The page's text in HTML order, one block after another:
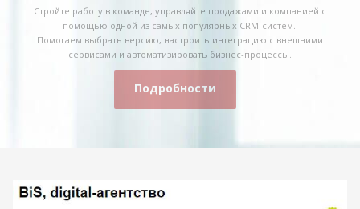
Стройте работу в команде, управляйте продажами и компанией с
помощью одной из самых популярных CRM-систем.
Помогаем выбрать версию, настроить интеграцию с внешними
сервисами и автоматизировать бизнес-процессы.
Подробности